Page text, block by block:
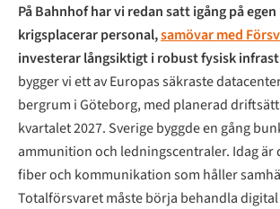
På Bahnhof har vi redan satt igång på
krigsplacerar personal,samövar med
investerar långsiktigt i robust fysisk
bygger vi ett av Europas säkraste
bergrum i Göteborg, med planerad
kvartalet 2027. Sverige byggde en gång
ammunition och ledningscentraler. Idag är
fiber och kommunikation som håller
Totalförsvaret måste börja behandla